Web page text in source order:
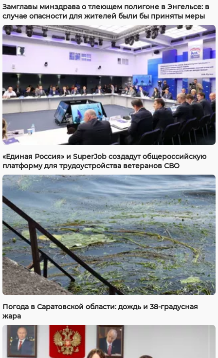
Замглавы минздрава о тлеющем полигоне в Энгельсе: в
случае опасности для жителей были бы приняты меры
«Единая Россия» и SuperJob создадут общероссийскую
платформу для трудоустройства ветеранов СВО
Погода в Саратовской области: дождь и 38-градусная
жара